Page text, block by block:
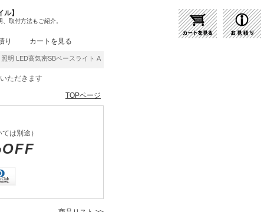
】
取付方法もご紹介。
り カートを見る
LED高気密SBベースライト AD54719 | 商品紹介 | 照明器具の通販・インテリア照明の通
ただきます
TOPページ
は別途）